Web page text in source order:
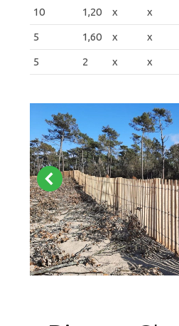
10 1,20 x x
5 1,60 x x
5 2 x x